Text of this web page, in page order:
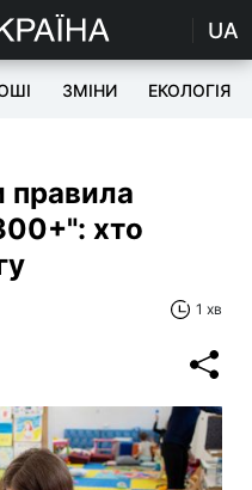
UA
ЗМІНИ ЕКОЛОГІЯ
правила
хто
1 хв